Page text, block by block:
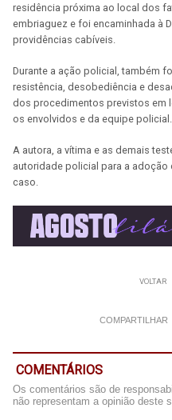
residência próxima ao local dos
embriaguez e foi encaminhada à
providências cabíveis.
Durante a ação policial, também
resistência, desobediência e
dos procedimentos previstos em
os envolvidos e da equipe policial.
A autora, a vítima e as demais
autoridade policial para a
caso.
VOLTAR
COMPARTILHAR
COMENTÁRIOS
Os comentários são de
não representam a opinião deste